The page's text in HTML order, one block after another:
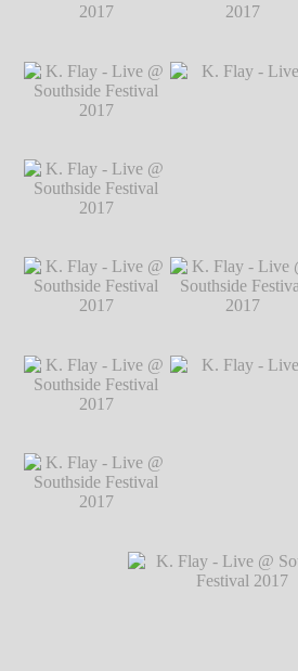
K. Flay - Live @
Southside Festival
2017℗ Markus
K. Flay - Live @
Southside
K. Flay - Live @
Southside Festival
2017℗ Markus
K. Flay - Live @
Southside Festival
2017℗ Markus
K. Flay - Live @
℗
K. Flay - Live @
Southside Festival
2017℗ Markus
K. Flay - Live @
Southside
K. Flay - Live @
Southside Festival
2017℗ Markus
K. Flay - Live @
K. Flay - Live @
℗